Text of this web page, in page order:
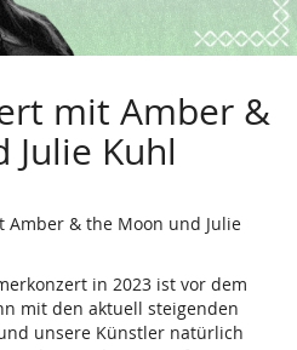
mit Amber &
Kuhl
Amber & the Moon und Julie
in 2023 ist vor dem
mit den aktuell steigenden
unsere Künstler natürlich